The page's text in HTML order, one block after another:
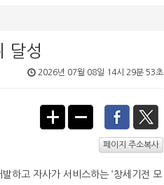
달성
2026년 07월 08일 14시 29분 53초
페이지 주소복사
하고 자사가 서비스하는 ‘창세기전 모